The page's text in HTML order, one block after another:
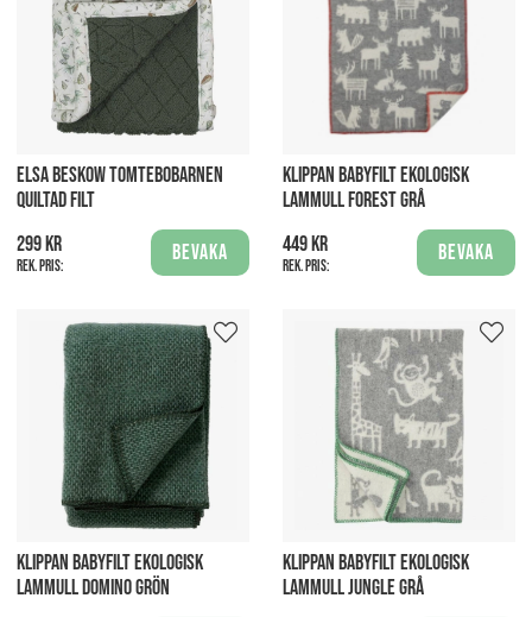
ELSA BESKOW TOMTEBOBARNEN
QUILTAD FILT
299 kr
Rek. pris:
Bevaka
KLIPPAN BABYFILT EKOLOGISK
LAMMULL FOREST GRÅ
449 kr
Rek. pris:
Bevaka
KLIPPAN BABYFILT EKOLOGISK
LAMMULL DOMINO GRÖN
KLIPPAN BABYFILT EKOLOGISK
LAMMULL JUNGLE GRÅ